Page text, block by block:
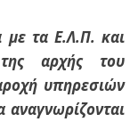
με τα Ε.Λ.Π. και
αρχής του
υπηρεσιών
αναγνωρίζονται